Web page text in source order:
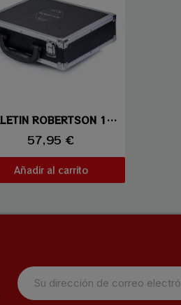
Vista rápida MALETIN ROBERTSON 16 BOLAS
57,95 €
Añadir al carrito